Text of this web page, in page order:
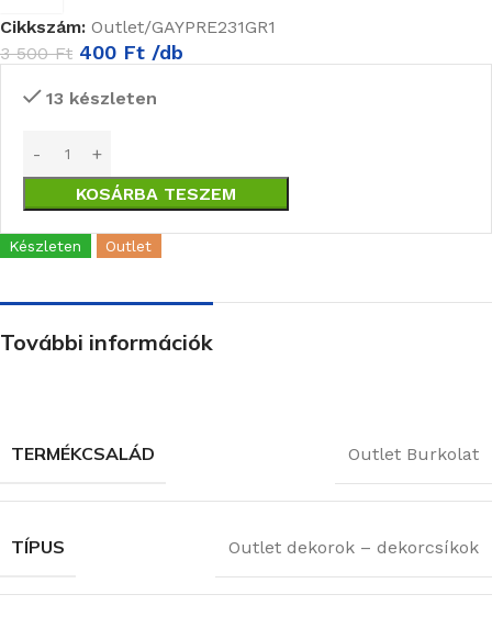
Cikkszám: Outlet/GAYPRE231GR1
3 500Ft 400 Ft /db
13 készleten
KOSÁRBA TESZEM
Készleten Outlet
További információk
TERMÉKCSALÁD Outlet Burkolat
TÍPUS Outlet dekorok – dekorcsíkok